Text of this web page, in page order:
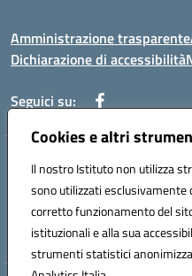
Cookies e altri
Il nostro Istituto non utilizza
sono utilizzati esclusivamente
corretto funzionamento del
istituzionali e alla sua
strumenti statistici
Amministrazione trasparente
Dichiarazione di accessibilità
Seguici su:
VIA MONTALE SNC 81100 CASERTA
Mail: ceic8a000n@istruzione.it -
Codice meccanografico:
Codice fiscale: 93090190617